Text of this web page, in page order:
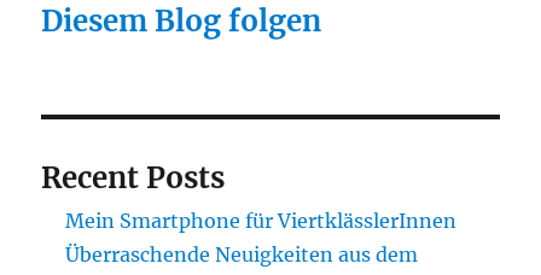
Diesem Blog folgen
Recent Posts
Mein Smartphone für ViertklässlerInnen
Überraschende Neuigkeiten aus dem